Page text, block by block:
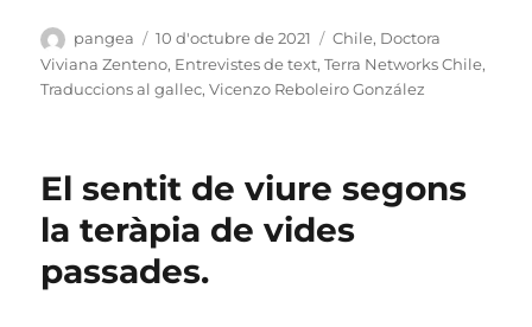
Autor
pangea
Publicat
el
10 d'octubre de 2021 Categories
Chile, Doctora
Viviana Zenteno, Entrevistes de text,Terra Networks Chile,
Traduccions al gallec,Vicenzo Reboleiro González
El sentit de viure segons
la teràpia de vides
passades.